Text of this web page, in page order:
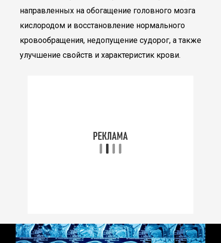
направленных на обогащение головного мозга
кислородом и восстановление нормального
кровообращения, недопущение судорог, а также
улучшение свойств и характеристик крови.